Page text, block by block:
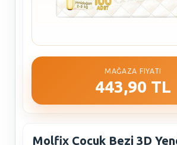
MAĞAZA FIYATI
443,90 TL
Molfix Çocuk Bezi 3D